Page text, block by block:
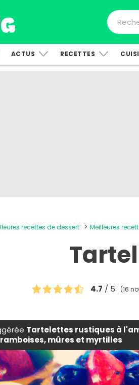
ACTUS RECETTES
recettes de dessert Meilleures
4.7 / 5 (16
Tartelettes rustiques à
mûres et myrtilles